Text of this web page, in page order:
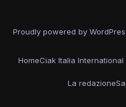
Proudly powered by
HomeCiak Italia International
La redazione